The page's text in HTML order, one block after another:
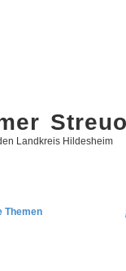
Landkreis Hildesheim
Themen